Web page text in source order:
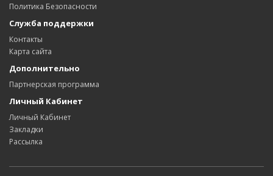
Политика Безопасности
Служба поддержки
Контакты
Карта сайта
Дополнительно
Партнерская программа
Личный Кабинет
Личный Кабинет
Закладки
Рассылка